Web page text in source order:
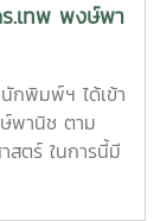
.เทพ พงษ์พา
พิมพ์ฯ ได้เข้า
พานิช ตาม
สตร์ ในการนี้มี